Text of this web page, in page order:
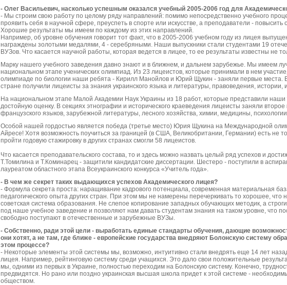
- Олег Васильевич, насколько успешным оказался учебный 2005-2006 год для
- Мы строим свою работу по целому ряду направлений: помимо непосредственно учебного
проявить себя в научной сфере, преуспеть в спорте или искусстве, а преподаватели - повысить
Хорошие результаты мы имеем по каждому из этих направлений.
Например, об уровне обучения говорит тот факт, что в 2005-2006 учебном году из лицея
награждены золотыми медалями, 4 - серебряными. Наши выпускники стали студентами 19
ВУЗов. Что касается научной работы, которая ведется в лицее, то ее результаты известны не
Марку нашего учебного заведения давно знают и в ближнем, и дальнем зарубежье. Мы имеем
национальном этапе ученических олимпиад. Из 23 лицеистов, которые принимали в нем
олимпиаде по биологии наши ребята - Кирилл Манойлов и Юрий Щукин - заняли первые места.
стране получили лицеисты за знания украинского языка и литературы, правоведения, истории,
На национальном этапе Малой Академии Наук Украины из 18 работ, которые представили наши
достойную оценку. В секциях этнографии и исторического краеведения лицеисты заняли второе
французского языков, зарубежной литературы, лесного хозяйства, химии, медицины,
Особой нашей гордостью является победа (третье место) Юрия Щукина на Международной
Айресе! Хотя возможность поучиться за границей (в США, Великобритании, Германии) есть не
пройти годовую стажировку в других странах смогли 58 лицеистов.
Что касается преподавательского состава, то и здесь можно назвать целый ряд успехов и
Т.Томилина и Т.Коминарец - защитили кандидатские диссертации. Шестеро - поступили в
лауреатом областного этапа Всеукраинского конкурса «Учитель года».
- В чем же секрет таких выдающихся успехов Академического лицея?
- Формула секрета проста: наращивание кадрового потенциала, современная материальная
педагогического опыта других стран. При этом мы не намерены перечеркивать то хорошее, что
советская система образования. Не слепое копирование западных обучающих методик, а
под наше учебное заведение и позволяют нам давать студентам знания на таком уровне, что
свободно поступают в отечественные и зарубежные ВУЗы.
- Собственно, ради этой цели - выработать единые стандарты обучения, дающие
они хотят, а не там, где ближе - европейские государства внедряют Болонскую систему
этом процессе?
- Некоторые элементы этой системы мы, возможно, интуитивно стали внедрять еще 14 лет
лицея. Например, рейтинговую систему среди учащихся. Это дало свои положительные
мы, одними из первых в Украине, полностью переходим на Болонскую систему. Конечно,
предвидятся. Но рано или поздно украинская высшая школа придет к этой системе -
обществом.